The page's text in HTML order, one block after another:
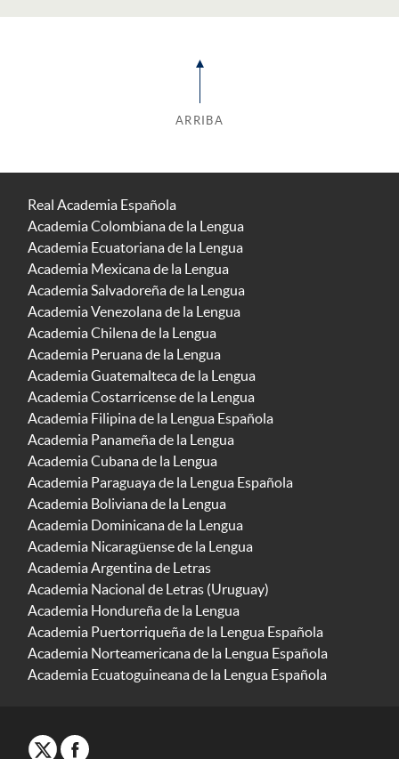
ARRIBA
Real Academia Española
Academia Colombiana de la Lengua
Academia Ecuatoriana de la Lengua
Academia Mexicana de la Lengua
Academia Salvadoreña de la Lengua
Academia Venezolana de la Lengua
Academia Chilena de la Lengua
Academia Peruana de la Lengua
Academia Guatemalteca de la Lengua
Academia Costarricense de la Lengua
Academia Filipina de la Lengua Española
Academia Panameña de la Lengua
Academia Cubana de la Lengua
Academia Paraguaya de la Lengua Española
Academia Boliviana de la Lengua
Academia Dominicana de la Lengua
Academia Nicaragüense de la Lengua
Academia Argentina de Letras
Academia Nacional de Letras (Uruguay)
Academia Hondureña de la Lengua
Academia Puertorriqueña de la Lengua Española
Academia Norteamericana de la Lengua Española
Academia Ecuatoguineana de la Lengua Española